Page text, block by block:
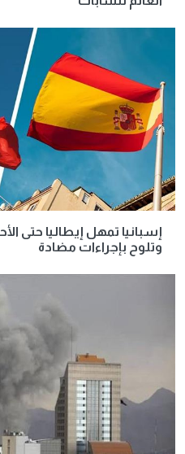
إسبانيا تمهل إيطاليا حتى
وتلوح بإجراءات مضادة